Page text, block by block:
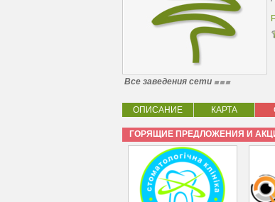
Все заведения сети
ОПИСАНИЕ КАРТА
ГОРЯЩИЕ ПРЕДЛОЖЕНИЯ И